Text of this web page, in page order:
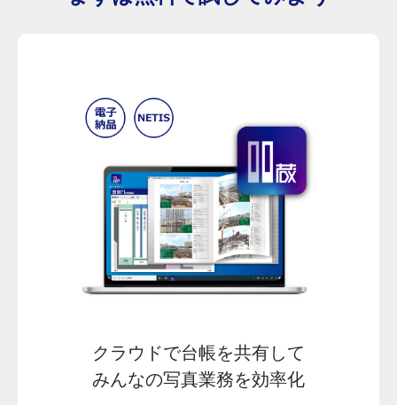
クラウドで台帳を共有して
みんなの写真業務を効率化